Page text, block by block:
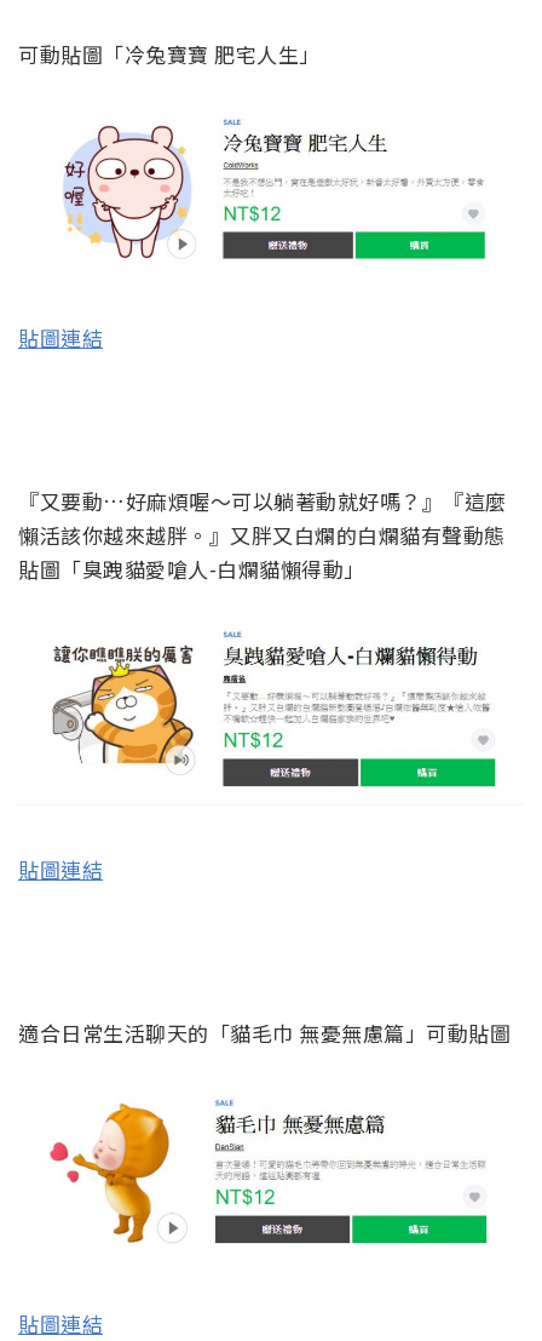
可動貼圖「冷兔寶寶 肥宅人生」
貼圖連結
『又要動…好麻煩喔～可以躺著動就好嗎？』『這麼
懶活該你越來越胖。』又胖又白爛的白爛貓有聲動態
貼圖「臭跩貓愛嗆人-白爛貓懶得動」
貼圖連結
適合日常生活聊天的「貓毛巾 無憂無慮篇」可動貼圖
貼圖連結